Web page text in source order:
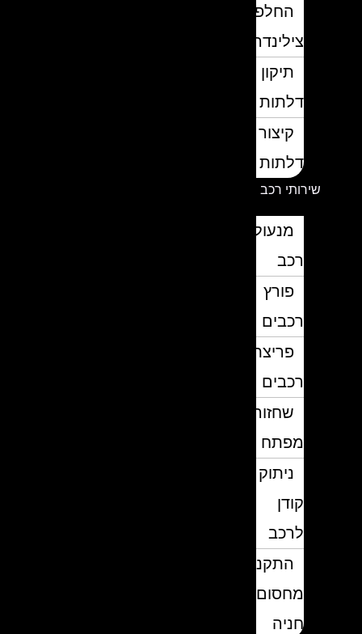
החלפת
צילינדרים
תיקון
דלתות
קיצור
דלתות
שירותי רכב
מנעולן
פורץ
רכבים
פריצת
רכבים
שחזור
מפתח
ניתוק
לרכב
התקנת
מחסום
חניה